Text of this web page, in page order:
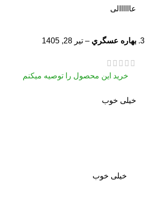
عاااااالی
بهاره عسگري – تیر 28, 1405
خرید این محصول را توصیه میکنم
خیلی خوب
خیلی خوب